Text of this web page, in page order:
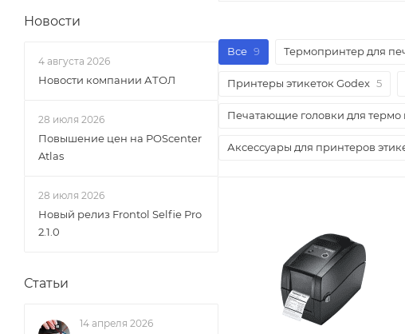
Все 9 Термопринтер для
Принтеры этикеток Godex 5
Печатающие головки для
Аксессуары для принтеров
Новости
4 августа 2026
Новости компании АТОЛ
28 июля 2026
Повышение цен на POScenter
Atlas
28 июля 2026
Новый релиз Frontol Selfie Pro
2.1.0
Статьи
14 апреля 2026